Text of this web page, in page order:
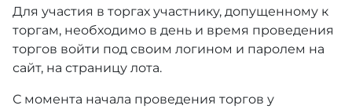
Для участия в торгах участнику, допущенному к
торгам, необходимо в день и время проведения
торгов войти под своим логином и паролем на
сайт, на страницу лота.
С момента начала проведения торгов у